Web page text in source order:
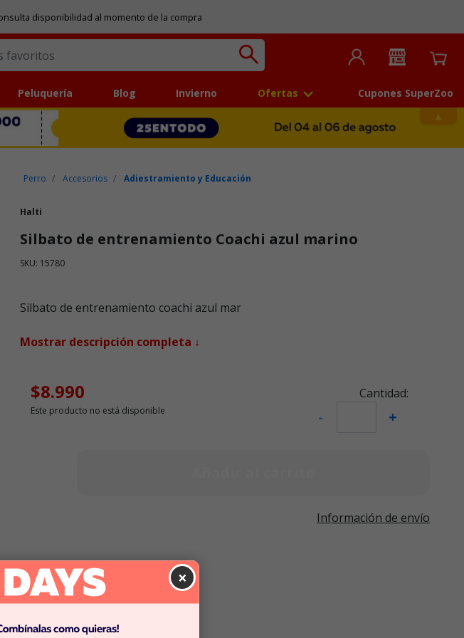
disponibilidad al momento de la compra
Peluquería Blog Invierno Ofertas Cupones SuperZoo
Perro Accesorios Adiestramiento y Educación
Halti
Silbato de entrenamiento Coachi azul marino
SKU: 15780
Silbato de entrenamiento coachi azul mar
Mostrar descripción completa ↓
Cantidad:
- +
$8.990
Este producto no está disponible
Información de envío
×